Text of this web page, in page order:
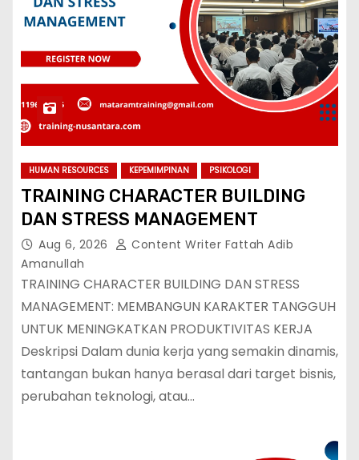
HUMAN RESOURCES KEPEMIMPINAN PSIKOLOGI
TRAINING CHARACTER BUILDING
DAN STRESS MANAGEMENT
Aug 6, 2026
Content Writer Fattah Adib
Amanullah
TRAINING CHARACTER BUILDING DAN STRESS
MANAGEMENT: MEMBANGUN KARAKTER TANGGUH
UNTUK MENINGKATKAN PRODUKTIVITAS KERJA
Deskripsi Dalam dunia kerja yang semakin dinamis,
tantangan bukan hanya berasal dari target bisnis,
perubahan teknologi, atau…